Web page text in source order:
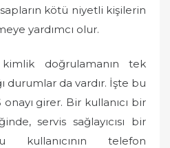
kötü niyetli kişilerin
yardımcı olur.
doğrulamanın tek
durumlar da vardır. İşte bu
girer. Bir kullanıcı bir
servis sağlayıcısı bir
kullanıcının telefon